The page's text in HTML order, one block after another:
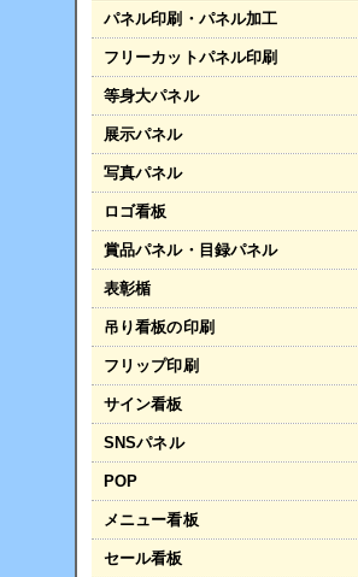
パネル印刷・パネル加工
フリーカットパネル印刷
等身大パネル
展示パネル
写真パネル
ロゴ看板
賞品パネル・目録パネル
表彰楯
吊り看板の印刷
フリップ印刷
サイン看板
SNSパネル
POP
メニュー看板
セール看板